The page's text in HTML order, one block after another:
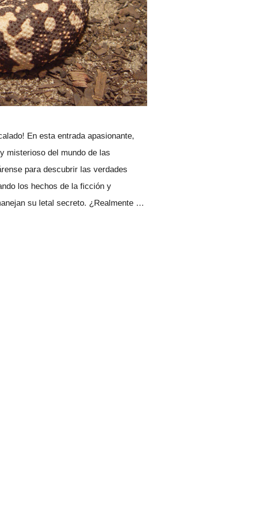
En esta entrada apasionante,
misterioso del mundo de las
para descubrir las verdades
los hechos de la ficción y
su letal secreto. ¿Realmente …